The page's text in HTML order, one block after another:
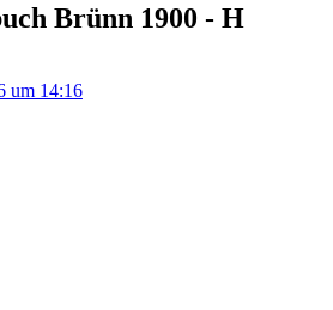
Brünn 1900 - H
um 14:16